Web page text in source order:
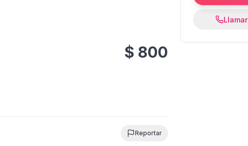
$ 800
Reportar
Llamar